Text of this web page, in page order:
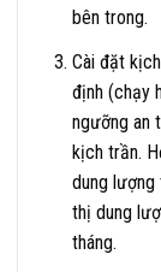
bên trong.
Cài đặt
định (chạy
ngưỡng an
kịch trần.
dung
thị dung
tháng.